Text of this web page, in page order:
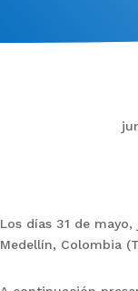
Los días 31 de
Medellín, Colombia